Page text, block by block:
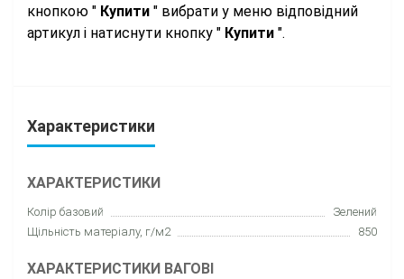
кнопкою " Купити " вибрати у меню відповідний
артикул і натиснути кнопку " Купити ".
Характеристики
ХАРАКТЕРИСТИКИ
Колір базовий
Зелений
Щільність матеріалу, г/м2
850
ХАРАКТЕРИСТИКИ ВАГОВІ